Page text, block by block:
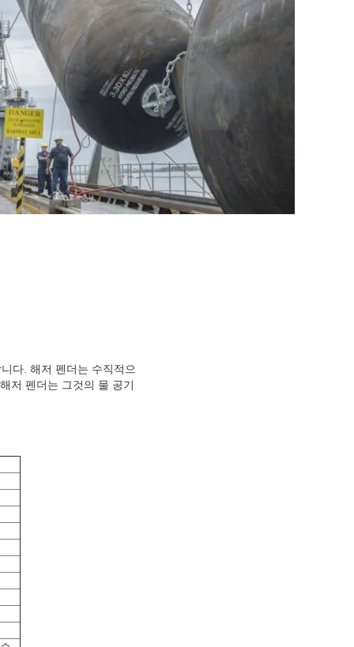
다. 해저 펜더는 수직적으
저 펜더는 그것의 물 공기